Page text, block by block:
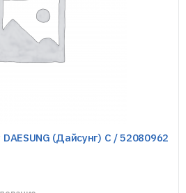
(Дайсунг) C / 52080962